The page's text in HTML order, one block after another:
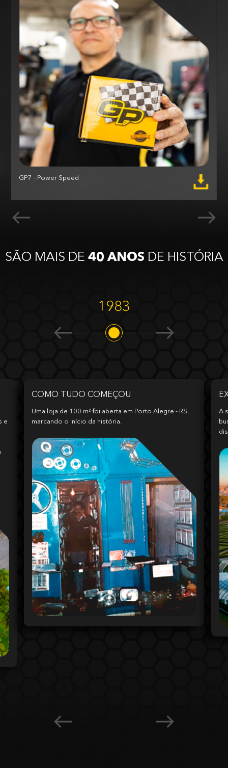
GP7 - Power Speed
SÃO MAIS DE 40 ANOS DE HISTÓRIA
1983
e
COMO TUDO COMEÇOU
Uma loja de 100 m² foi aberta em Porto Alegre - RS,
marcando o início da história.
A